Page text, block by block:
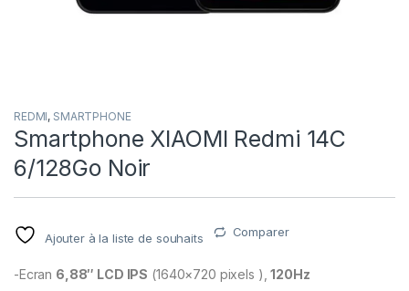
REDMI, SMARTPHONE
Smartphone XIAOMI Redmi 14C
6/128Go Noir
Ajouter à la liste de souhaits Comparer
-Ecran 6,88″ LCD IPS (1640×720 pixels ),120Hz